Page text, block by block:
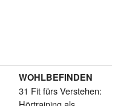
WOHLBEFINDEN
31 Fit fürs Verstehen: